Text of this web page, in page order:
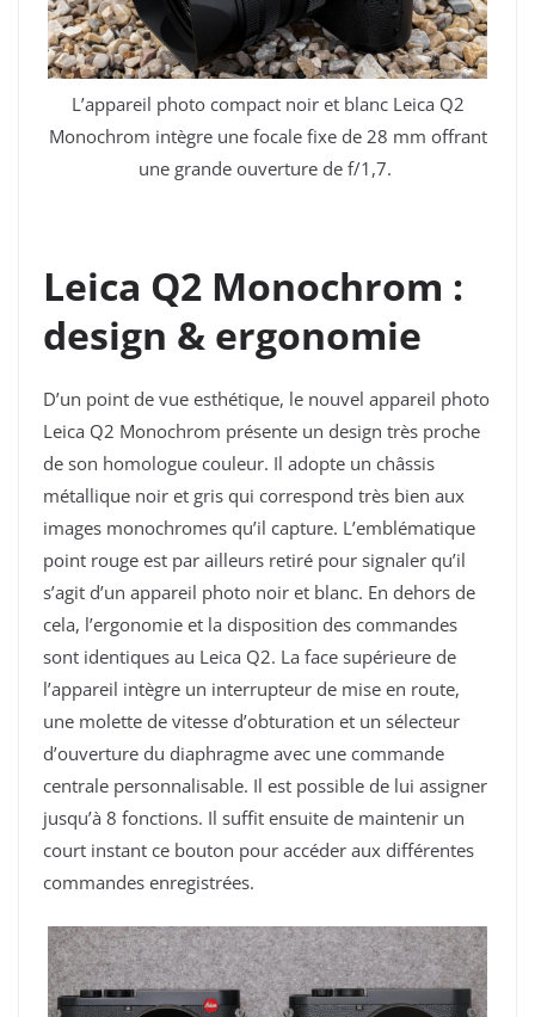
L’appareil photo compact noir et blanc Leica Q2
Monochrom intègre une focale fixe de 28 mm offrant
une grande ouverture de f/1,7.
Leica Q2 Monochrom :
design & ergonomie
D’un point de vue esthétique, le nouvel appareil photo
Leica Q2 Monochrom présente un design très proche
de son homologue couleur. Il adopte un châssis
métallique noir et gris qui correspond très bien aux
images monochromes qu’il capture. L’emblématique
point rouge est par ailleurs retiré pour signaler qu’il
s’agit d’un appareil photo noir et blanc. En dehors de
cela, l’ergonomie et la disposition des commandes
sont identiques au Leica Q2. La face supérieure de
l’appareil intègre un interrupteur de mise en route,
une molette de vitesse d’obturation et un sélecteur
d’ouverture du diaphragme avec une commande
centrale personnalisable. Il est possible de lui assigner
jusqu’à 8 fonctions. Il suffit ensuite de maintenir un
court instant ce bouton pour accéder aux différentes
commandes enregistrées.